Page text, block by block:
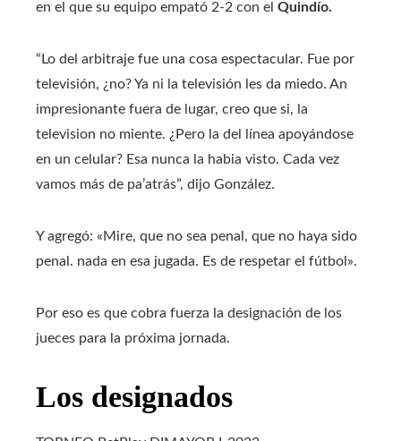
en el que su equipo empató 2-2 con el Quindío.
“Lo del arbitraje fue una cosa espectacular. Fue por
televisión, ¿no? Ya ni la televisión les da miedo. An
impresionante fuera de lugar, creo que si, la
television no miente. ¿Pero la del línea apoyándose
en un celular? Esa nunca la habia visto. Cada vez
vamos más de pa’atrás”, dijo González.
Y agregó: «Mire, que no sea penal, que no haya sido
penal. nada en esa jugada. Es de respetar el fútbol».
Por eso es que cobra fuerza la designación de los
jueces para la próxima jornada.
Los designados